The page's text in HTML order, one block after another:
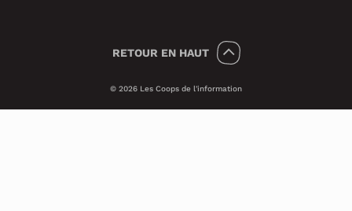
RETOUR EN HAUT
© 2026 Les Coops de l'information